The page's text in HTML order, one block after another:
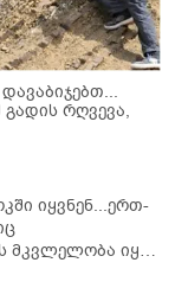
რღვევა,
იყვნენ...ერთ-
მკვლელობა იყო"
ტრაგედიის